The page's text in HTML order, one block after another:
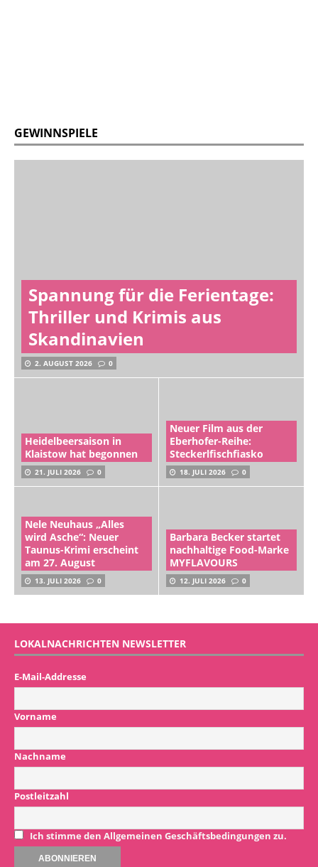
GEWINNSPIELE
Spannung für die Ferientage:
Thriller und Krimis aus
Skandinavien
2. AUGUST 2026 0
Heidelbeersaison in
Klaistow hat begonnen
21. JULI 2026 0
Neuer Film aus der
Eberhofer-Reihe:
Steckerlfischfiasko
18. JULI 2026 0
Nele Neuhaus „Alles
wird Asche“: Neuer
Taunus-Krimi erscheint
am 27. August
13. JULI 2026 0
Barbara Becker startet
nachhaltige Food-Marke
MYFLAVOURS
12. JULI 2026 0
LOKALNACHRICHTEN NEWSLETTER
E-Mail-Addresse
Vorname
Nachname
Postleitzahl
Ich stimme den Allgemeinen Geschäftsbedingungen zu.